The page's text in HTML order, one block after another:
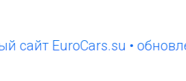
EuroCars.su •